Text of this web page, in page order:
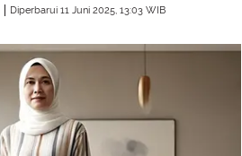
Diperbarui 11 Juni 2025, 13:03 WIB